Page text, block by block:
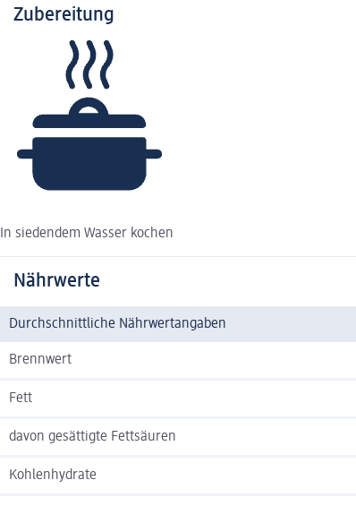
Zubereitung
In siedendem Wasser kochen
Nährwerte
Durchschnittliche Nährwertangaben
Brennwert
Fett
davon gesättigte Fettsäuren
Kohlenhydrate